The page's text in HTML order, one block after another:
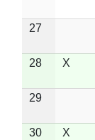
27
28 X
29
30 X